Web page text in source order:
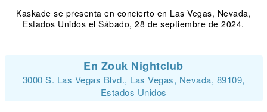
Kaskade se presenta en concierto en Las Vegas, Nevada,
Estados Unidos el Sábado, 28 de septiembre de 2024.
En Zouk Nightclub
3000 S. Las Vegas Blvd., Las Vegas, Nevada, 89109,
Estados Unidos